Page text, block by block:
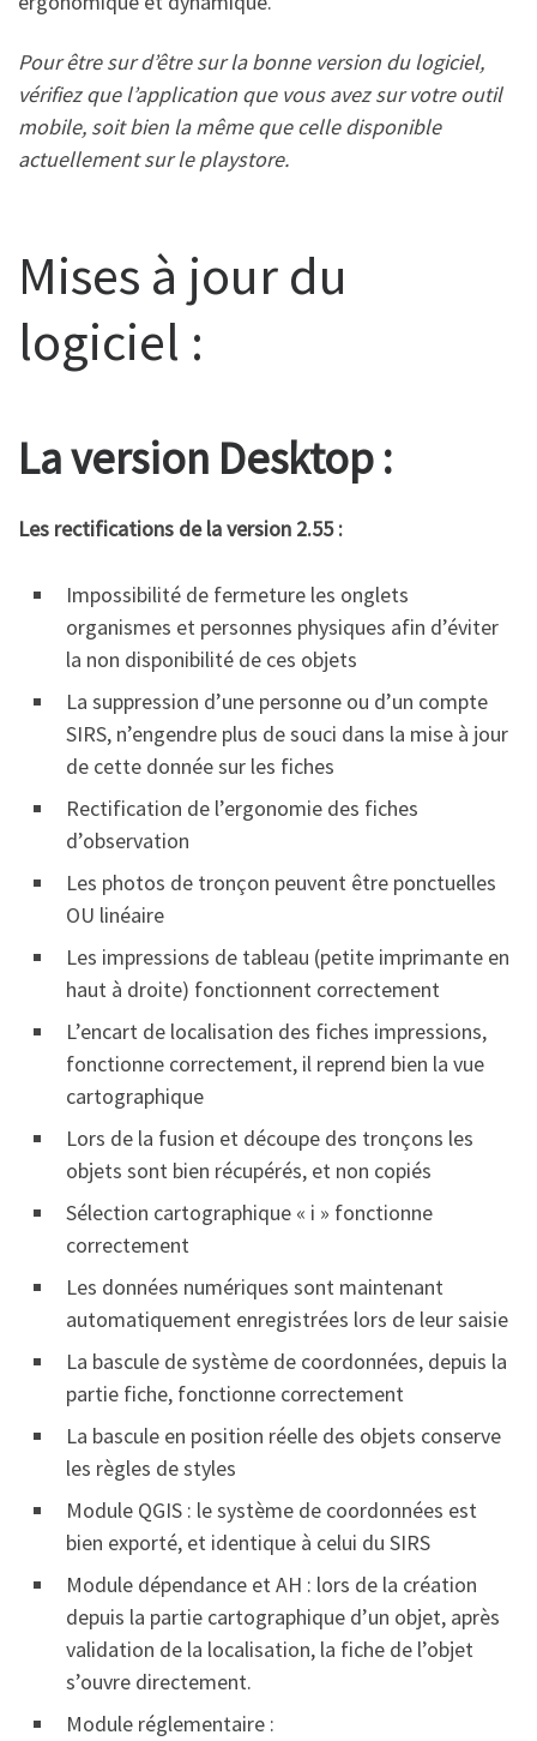
Pour être sur d’être sur la bonne version du logiciel,
vérifiez que l’application que vous avez sur votre outil
mobile, soit bien la même que celle disponible
actuellement sur le playstore.
Mises à jour du
logiciel :
La version Desktop :
Les rectifications de la version 2.55 :
Impossibilité de fermeture les onglets
organismes et personnes physiques afin d’éviter
la non disponibilité de ces objets
La suppression d’une personne ou d’un compte
SIRS, n’engendre plus de souci dans la mise à jour
de cette donnée sur les fiches
Rectification de l’ergonomie des fiches
d’observation
Les photos de tronçon peuvent être ponctuelles
OU linéaire
Les impressions de tableau (petite imprimante en
haut à droite) fonctionnent correctement
L’encart de localisation des fiches impressions,
fonctionne correctement, il reprend bien la vue
cartographique
Lors de la fusion et découpe des tronçons les
objets sont bien récupérés, et non copiés
Sélection cartographique « i » fonctionne
correctement
Les données numériques sont maintenant
automatiquement enregistrées lors de leur saisie
La bascule de système de coordonnées, depuis la
partie fiche, fonctionne correctement
La bascule en position réelle des objets conserve
les règles de styles
Module QGIS : le système de coordonnées est
bien exporté, et identique à celui du SIRS
Module dépendance et AH : lors de la création
depuis la partie cartographique d’un objet, après
validation de la localisation, la fiche de l’objet
s’ouvre directement.
Module réglementaire :